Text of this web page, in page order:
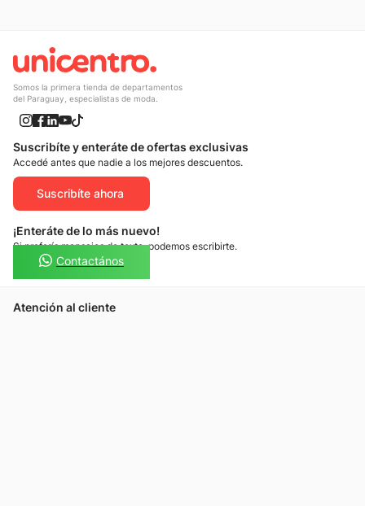
Somos la primera tienda de departamentos
del Paraguay, especialistas de moda.
Suscribíte y enteráte de ofertas exclusivas
Accedé antes que nadie a los mejores descuentos.
Suscribíte ahora
¡Enteráte de lo más nuevo!
Si preferís mensajes de texto, podemos escribirte.
Contactános
Atención al cliente